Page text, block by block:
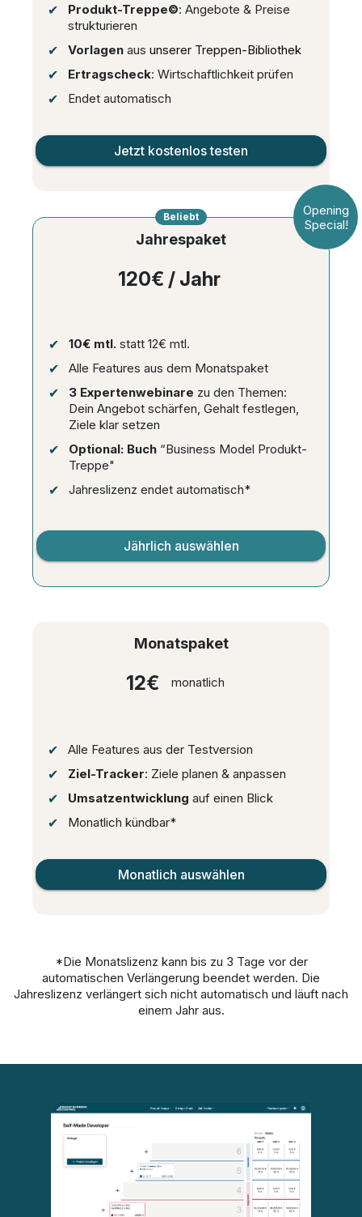
Produkt-Treppe©: Angebote & Preise
strukturieren
Vorlagen aus unserer Treppen-Bibliothek
Ertragscheck: Wirtschaftlichkeit prüfen
Endet automatisch
Jetzt kostenlos testen
Beliebt
Jahrespaket
120€ / Jahr
10€ mtl. statt 12€ mtl.
Alle Features aus dem Monatspaket
3 Expertenwebinare zu den Themen:
Dein Angebot schärfen, Gehalt festlegen,
Ziele klar setzen
Optional: Buch “Business Model Produkt-
Treppe"
Jahreslizenz endet automatisch*
Jährlich auswählen
Opening
Special!
Monatspaket
12€ monatlich
Alle Features aus der Testversion
Ziel-Tracker: Ziele planen & anpassen
Umsatzentwicklung auf einen Blick
Monatlich kündbar*
Monatlich auswählen
*Die Monatslizenz kann bis zu 3 Tage vor der
automatischen Verlängerung beendet werden. Die
Jahreslizenz verlängert sich nicht automatisch und läuft nach
einem Jahr aus.